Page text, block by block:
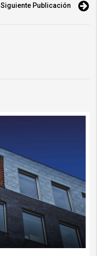
Siguiente Publicación